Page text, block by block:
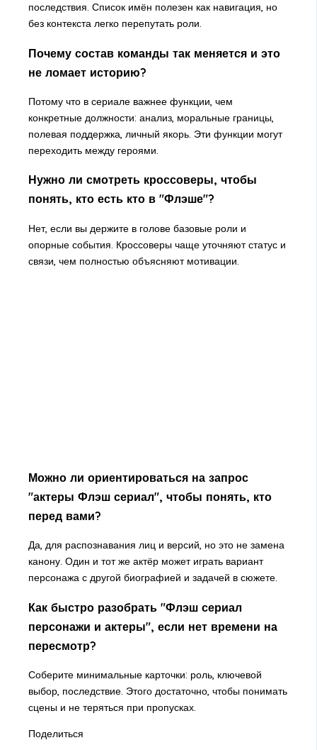
последствия. Список имён полезен как навигация, но
без контекста легко перепутать роли.
Почему состав команды так меняется и это
не ломает историю?
Потому что в сериале важнее функции, чем
конкретные должности: анализ, моральные границы,
полевая поддержка, личный якорь. Эти функции могут
переходить между героями.
Нужно ли смотреть кроссоверы, чтобы
понять, кто есть кто в "Флэше"?
Нет, если вы держите в голове базовые роли и
опорные события. Кроссоверы чаще уточняют статус и
связи, чем полностью объясняют мотивации.
Можно ли ориентироваться на запрос
"актеры Флэш сериал", чтобы понять, кто
перед вами?
Да, для распознавания лиц и версий, но это не замена
канону. Один и тот же актёр может играть вариант
персонажа с другой биографией и задачей в сюжете.
Как быстро разобрать "Флэш сериал
персонажи и актеры", если нет времени на
пересмотр?
Соберите минимальные карточки: роль, ключевой
выбор, последствие. Этого достаточно, чтобы понимать
сцены и не теряться при пропусках.
Поделиться